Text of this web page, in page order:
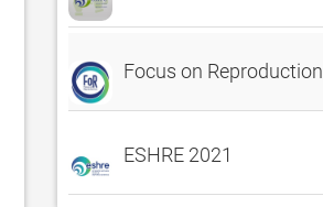
Focus on Reproduction
ESHRE 2021